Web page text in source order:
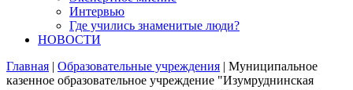
Интервью
Где учились знаменитые люди?
НОВОСТИ
Главная | Образовательные учреждения | Муниципальное
казенное образовательное учреждение "Изумруднинская